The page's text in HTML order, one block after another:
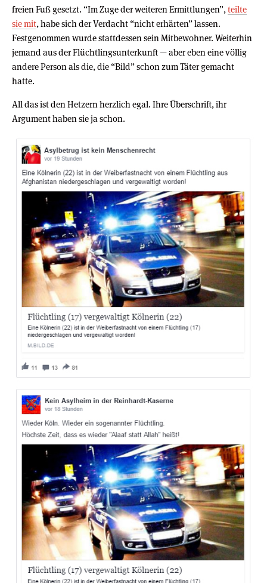
freien Fuß gesetzt. “Im Zuge der weiteren Ermittlungen”,teilte
sie mit, habe sich der Verdacht “nicht erhärten” lassen.
Festgenommen wurde stattdessen sein Mitbewohner. Weiterhin
jemand aus der Flüchtlingsunterkunft — aber eben eine völlig
andere Person als die, die “Bild” schon zum Täter gemacht
hatte.
All das ist den Hetzern herzlich egal. Ihre Überschrift, ihr
Argument haben sie ja schon.